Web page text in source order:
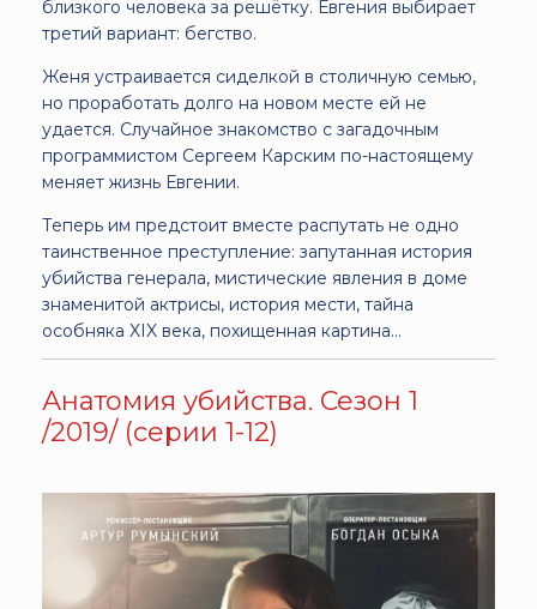
близкого человека за решётку. Евгения выбирает
третий вариант: бегство.
Женя устраивается сиделкой в столичную семью,
но проработать долго на новом месте ей не
удается. Случайное знакомство с загадочным
программистом Сергеем Карским по-настоящему
меняет жизнь Евгении.
Теперь им предстоит вместе распутать не одно
таинственное преступление: запутанная история
убийства генерала, мистические явления в доме
знаменитой актрисы, история мести, тайна
особняка XIX века, похищенная картина...
Анатомия убийства. Сезон 1
/2019/ (серии 1-12)